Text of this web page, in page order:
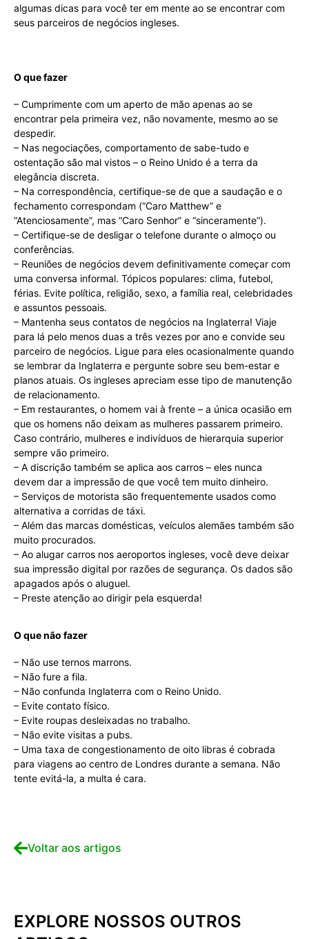
algumas dicas para você ter em mente ao se encontrar com
seus parceiros de negócios ingleses.
O que fazer
– Cumprimente com um aperto de mão apenas ao se
encontrar pela primeira vez, não novamente, mesmo ao se
despedir.
– Nas negociações, comportamento de sabe-tudo e
ostentação são mal vistos – o Reino Unido é a terra da
elegância discreta.
– Na correspondência, certifique-se de que a saudação e o
fechamento correspondam (“Caro Matthew” e
“Atenciosamente”, mas “Caro Senhor” e “sinceramente”).
– Certifique-se de desligar o telefone durante o almoço ou
conferências.
– Reuniões de negócios devem definitivamente começar com
uma conversa informal. Tópicos populares: clima, futebol,
férias. Evite política, religião, sexo, a família real, celebridades
e assuntos pessoais.
– Mantenha seus contatos de negócios na Inglaterra! Viaje
para lá pelo menos duas a três vezes por ano e convide seu
parceiro de negócios. Ligue para eles ocasionalmente quando
se lembrar da Inglaterra e pergunte sobre seu bem-estar e
planos atuais. Os ingleses apreciam esse tipo de manutenção
de relacionamento.
– Em restaurantes, o homem vai à frente – a única ocasião em
que os homens não deixam as mulheres passarem primeiro.
Caso contrário, mulheres e indivíduos de hierarquia superior
sempre vão primeiro.
– A discrição também se aplica aos carros – eles nunca
devem dar a impressão de que você tem muito dinheiro.
– Serviços de motorista são frequentemente usados como
alternativa a corridas de táxi.
– Além das marcas domésticas, veículos alemães também são
muito procurados.
– Ao alugar carros nos aeroportos ingleses, você deve deixar
sua impressão digital por razões de segurança. Os dados são
apagados após o aluguel.
– Preste atenção ao dirigir pela esquerda!
O que não fazer
– Não use ternos marrons.
– Não fure a fila.
– Não confunda Inglaterra com o Reino Unido.
– Evite contato físico.
– Evite roupas desleixadas no trabalho.
– Não evite visitas a pubs.
– Uma taxa de congestionamento de oito libras é cobrada
para viagens ao centro de Londres durante a semana. Não
tente evitá-la, a multa é cara.
Voltar aos artigos
EXPLORE NOSSOS OUTROS